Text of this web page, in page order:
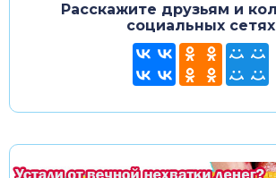
Расскажите друзьям и
социальных сетях